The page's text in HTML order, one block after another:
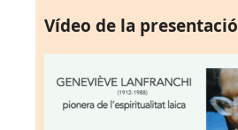
Vídeo de la presentació